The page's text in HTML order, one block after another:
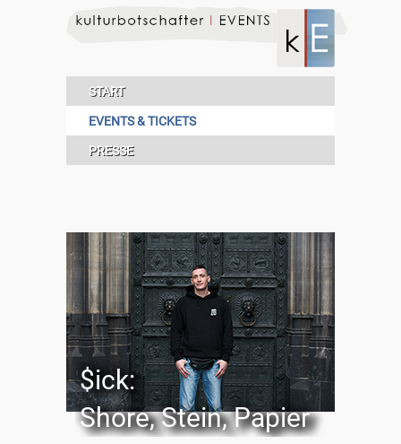
START
EVENTS & TICKETS
PRESSE
$ick:
Shore, Stein, Papier